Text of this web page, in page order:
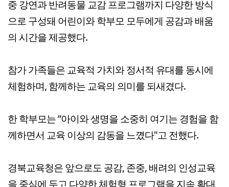
중 강연과 반려동물 교감 프로그램까지 다양한 방식
으로 구성돼 어린이와 학부모 모두에게 공감과 배움
의 시간을 제공했다.
참가 가족들은 교육적 가치와 정서적 유대를 동시에
체험하며, 함께하는 교육의 의미를 되새겼다.
한 학부모는 “아이와 생명을 소중히 여기는 경험을 함
께하면서 교육 이상의 감동을 느꼈다"고 전했다.
경북교육청은 앞으로도 공감, 존중, 배려의 인성교육
을 중심에 두고 다양한 체험형 프로그램을 지속 확대